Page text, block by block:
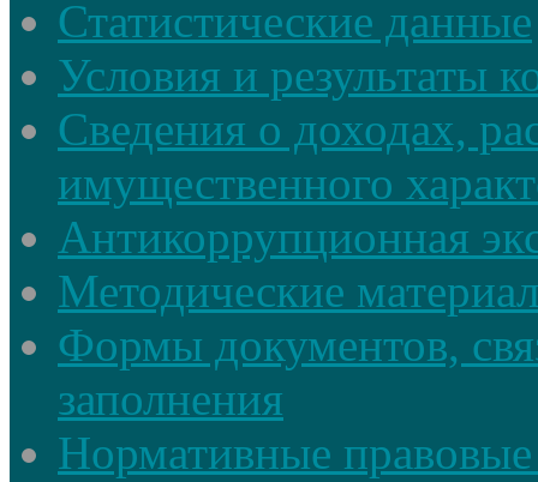
Статистические данные
Условия и результаты
Сведения о доходах,
имущественного
Антикоррупционная
Методические
Формы документов,
заполнения
Нормативные